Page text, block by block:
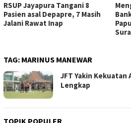
RSUP Jayapura Tangani 8
Pasien asal Depapre, 7 Masih
Jalani Rawat Inap
TAG: MARINUS MANEWAR
JFT Yakin Kekuatan
Lengkap